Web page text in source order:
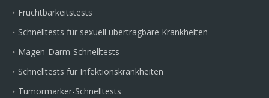
Fruchtbarkeitstests
Schnelltests für sexuell übertragbare Krankheiten
Magen-Darm-Schnelltests
Schnelltests für Infektionskrankheiten
Tumormarker-Schnelltests